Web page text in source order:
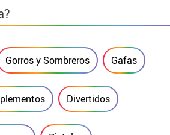
Gorros y Sombreros Gafas
Divertidos